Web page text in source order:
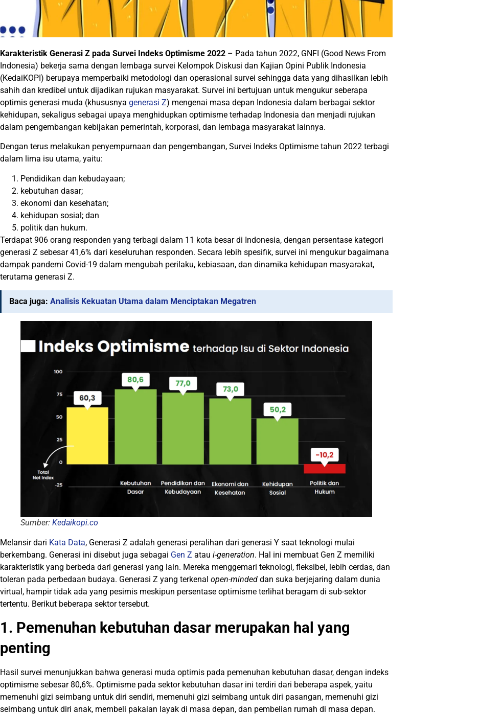
Karakteristik Generasi Z pada Survei Indeks Optimisme 2022 – Pada tahun 2022, GNFI (Good News From
Indonesia) bekerja sama dengan lembaga survei Kelompok Diskusi dan Kajian Opini Publik Indonesia
(KedaiKOPI) berupaya memperbaiki metodologi dan operasional survei sehingga data yang dihasilkan lebih
sahih dan kredibel untuk dijadikan rujukan masyarakat. Survei ini bertujuan untuk mengukur seberapa
optimis generasi muda (khususnya generasi Z) mengenai masa depan Indonesia dalam berbagai sektor
kehidupan, sekaligus sebagai upaya menghidupkan optimisme terhadap Indonesia dan menjadi rujukan
dalam pengembangan kebijakan pemerintah, korporasi, dan lembaga masyarakat lainnya.
Dengan terus melakukan penyempurnaan dan pengembangan, Survei Indeks Optimisme tahun 2022 terbagi
dalam lima isu utama, yaitu:
Pendidikan dan kebudayaan;
kebutuhan dasar;
ekonomi dan kesehatan;
kehidupan sosial; dan
politik dan hukum.
Terdapat 906 orang responden yang terbagi dalam 11 kota besar di Indonesia, dengan persentase kategori
generasi Z sebesar 41,6% dari keseluruhan responden. Secara lebih spesifik, survei ini mengukur bagaimana
dampak pandemi Covid-19 dalam mengubah perilaku, kebiasaan, dan dinamika kehidupan masyarakat,
terutama generasi Z.
Baca juga: Analisis Kekuatan Utama dalam Menciptakan Megatren
Sumber: Kedaikopi.co
Melansir dari Kata Data, Generasi Z adalah generasi peralihan dari generasi Y saat teknologi mulai
berkembang. Generasi ini disebut juga sebagai Gen Z atau i-generation. Hal ini membuat Gen Z memiliki
karakteristik yang berbeda dari generasi yang lain. Mereka menggemari teknologi, fleksibel, lebih cerdas, dan
toleran pada perbedaan budaya. Generasi Z yang terkenal open-minded dan suka berjejaring dalam dunia
virtual, hampir tidak ada yang pesimis meskipun persentase optimisme terlihat beragam di sub-sektor
tertentu. Berikut beberapa sektor tersebut.
1. Pemenuhan kebutuhan dasar merupakan hal yang
penting
Hasil survei menunjukkan bahwa generasi muda optimis pada pemenuhan kebutuhan dasar, dengan indeks
optimisme sebesar 80,6%. Optimisme pada sektor kebutuhan dasar ini terdiri dari beberapa aspek, yaitu
memenuhi gizi seimbang untuk diri sendiri, memenuhi gizi seimbang untuk diri pasangan, memenuhi gizi
seimbang untuk diri anak, membeli pakaian layak di masa depan, dan pembelian rumah di masa depan.